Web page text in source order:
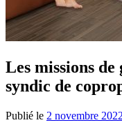
Les missions de
syndic de
Publié le 2 novembre 2022